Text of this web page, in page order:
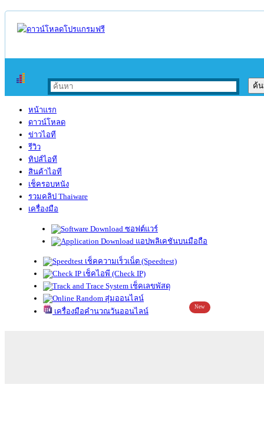
หน้าแรก
ดาวน์โหลด
ข่าวไอที
รีวิว
ทิปส์ไอที
สินค้าไอที
เช็ครอบหนัง
รวมคลิป Thaiware
เครื่องมือ
ซอฟต์แวร์
แอปพลิเคชันบนมือถือ
เช็คความเร็วเน็ต (Speedtest)
เช็คไอพี (Check IP)
เช็คเลขพัสดุ
สุ่มออนไลน์
เครื่องมือคำนวณวันออนไลน์
New